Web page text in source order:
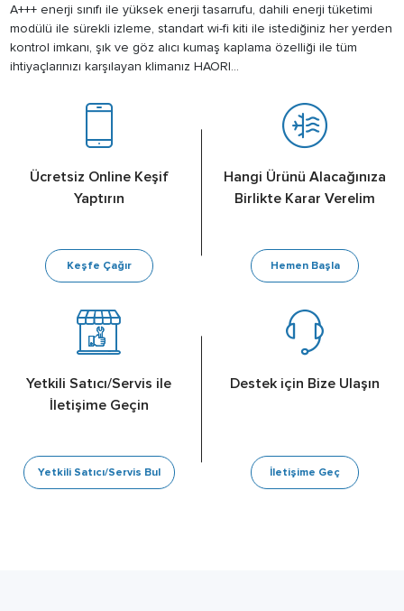
A+++ enerji sınıfı ile yüksek enerji tasarrufu, dahili enerji tüketimi
modülü ile sürekli izleme, standart wi-fi kiti ile istediğiniz her yerden
kontrol imkanı, şık ve göz alıcı kumaş kaplama özelliği ile tüm
ihtiyaçlarınızı karşılayan klimanız HAORI...
Ücretsiz Online Keşif
Yaptırın
Keşfe Çağır
Hangi Ürünü Alacağınıza
Birlikte Karar Verelim
Hemen Başla
Yetkili Satıcı/Servis ile
İletişime Geçin
Yetkili Satıcı/Servis Bul
Destek için Bize Ulaşın
İletişime Geç